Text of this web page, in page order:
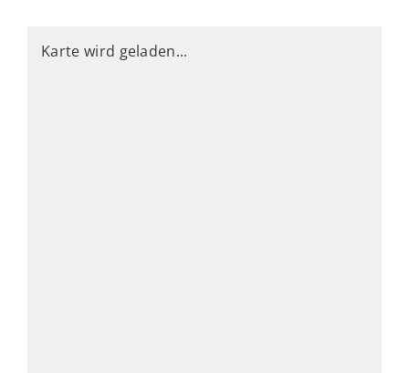
Karte wird geladen...